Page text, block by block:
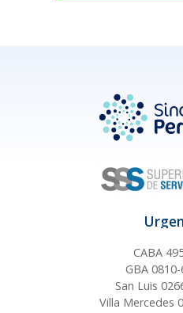
CABA
GBA
San Luis
Villa Mercedes